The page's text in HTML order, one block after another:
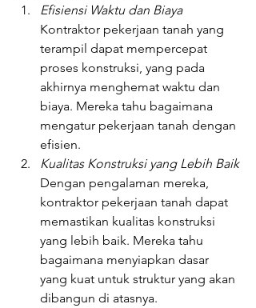
Efisiensi Waktu dan Biaya
Kontraktor pekerjaan tanah yang
terampil dapat mempercepat
proses konstruksi, yang pada
akhirnya menghemat waktu dan
biaya. Mereka tahu bagaimana
mengatur pekerjaan tanah dengan
efisien.
Kualitas Konstruksi yang Lebih Baik
Dengan pengalaman mereka,
kontraktor pekerjaan tanah dapat
memastikan kualitas konstruksi
yang lebih baik. Mereka tahu
bagaimana menyiapkan dasar
yang kuat untuk struktur yang akan
dibangun di atasnya.